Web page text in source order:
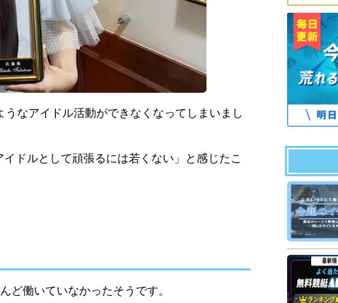
うなアイドル活動ができなくなってしまいまし
ドルとして頑張るには若くない」と感じたこ
働いていなかったそうです。